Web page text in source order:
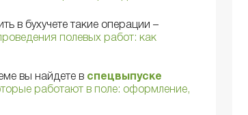
в бухучете такие операции –
полевых работ: как
вы найдете в спецвыпуске
работают в поле: оформление,